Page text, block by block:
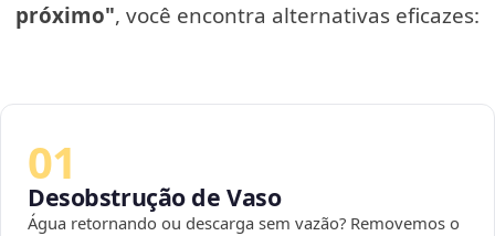
próximo", você encontra alternativas eficazes:
01
Desobstrução de Vaso
Água retornando ou descarga sem vazão? Removemos o